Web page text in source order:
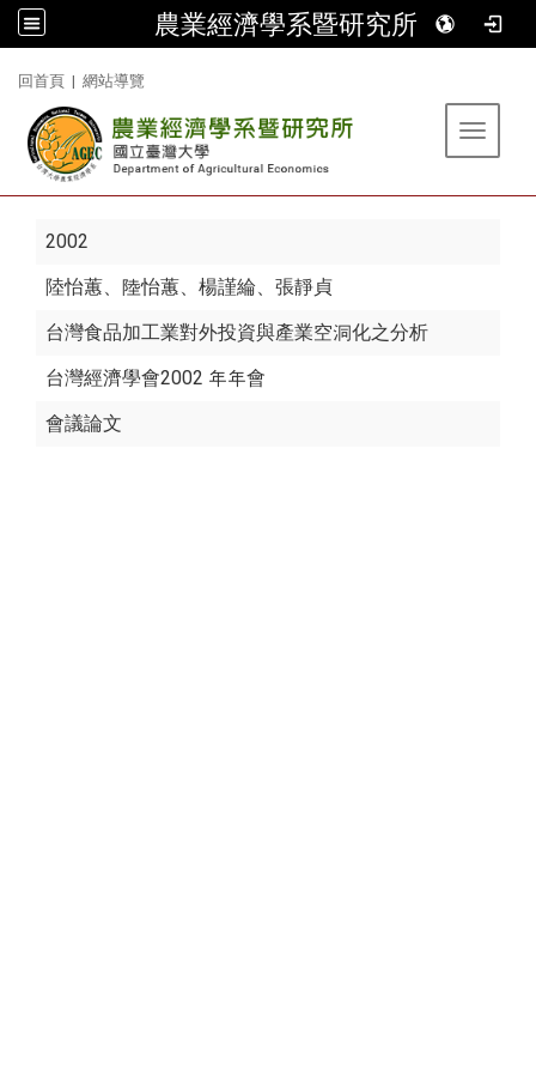
農業經濟學系暨研究所
回首頁 | 網站導覽
Toggle
2002
陸怡蕙、陸怡蕙、楊謹綸、張靜貞
台灣食品加工業對外投資與產業空洞化之分析
台灣經濟學會2002 年年會
會議論文